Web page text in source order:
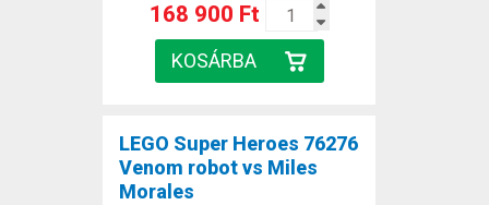
168 900 Ft
LEGO Super Heroes 76276
Venom robot vs Miles
Morales